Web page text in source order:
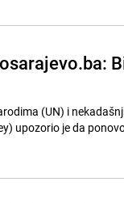
(UN) i
upozorio je da